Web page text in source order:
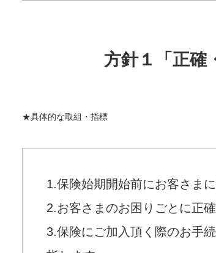
方針１「正確
★具体的な取組・指標
1.保険始期開始前にお客さま
2.お客さまのお困りごとに正
3.保険にご加入頂く際のお手